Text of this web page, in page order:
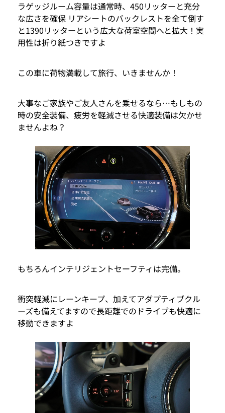
ラゲッジルーム容量は通常時、450リッターと充分
な広さを確保 リアシートのバックレストを全て倒す
と1390リッターという広大な荷室空間へと拡大！実
用性は折り紙つきですよ
この車に荷物満載して旅行、いきませんか！
大事なご家族やご友人さんを乗せるなら…もしもの
時の安全装備、疲労を軽減させる快適装備は欠かせ
ませんよね？
もちろんインテリジェントセーフティは完備。
衝突軽減にレーンキープ、加えてアダプティブクル
ーズも備えてますので長距離でのドライブも快適に
移動できますよ